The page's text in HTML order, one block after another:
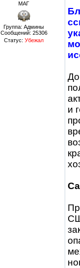
МАГ
Группа: Админы
Сообщений: 25306
Статус:Убежал
и